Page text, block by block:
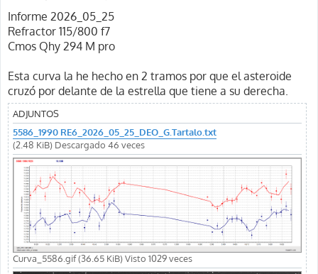
n
s
a
j
e
Informe 2026_05_25
Refractor 115/800 f7
Cmos Qhy 294 M pro
Esta curva la he hecho en 2 tramos por que el asteroide
cruzó por delante de la estrella que tiene a su derecha.
ADJUNTOS
5586_1990 RE6_2026_05_25_DEO_G.Tartalo.txt
(2.48 KiB) Descargado 46 veces
Curva_5586.gif (36.65 KiB) Visto 1029 veces